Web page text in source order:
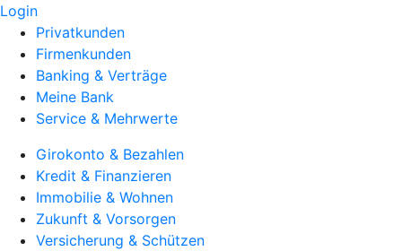
Login
Privatkunden
Firmenkunden
Banking & Verträge
Meine Bank
Service & Mehrwerte
Girokonto & Bezahlen
Kredit & Finanzieren
Immobilie & Wohnen
Zukunft & Vorsorgen
Versicherung & Schützen